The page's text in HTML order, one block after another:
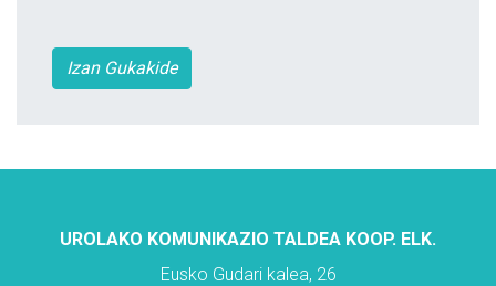
Izan Gukakide
UROLAKO KOMUNIKAZIO TALDEA KOOP. ELK.
Eusko Gudari kalea, 26